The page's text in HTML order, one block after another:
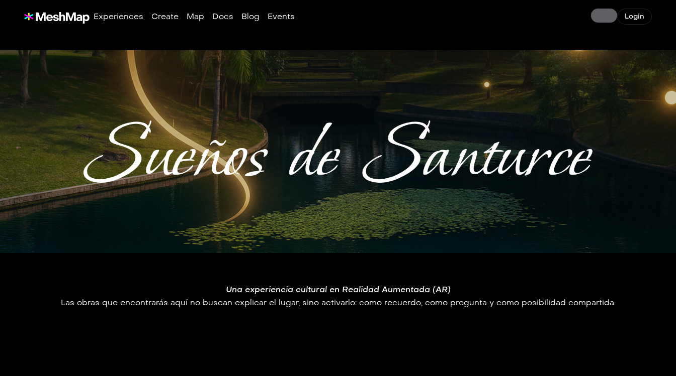
Experiences Create Map Docs Blog Events Login
Una experiencia cultural en Realidad Aumentada (AR)
Las obras que encontrarás aquí no buscan explicar el lugar, sino activarlo: como recuerdo, como pregunta y como posibilidad compartida.